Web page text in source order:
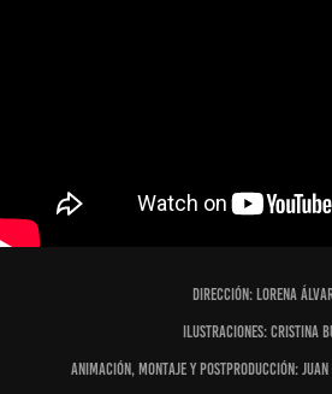
Dirección: Lorena
Ilustraciones: Cristina
Animación, montaje y postproducción: